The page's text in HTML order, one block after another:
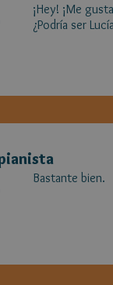
¡Hey! ¡Me
¿Podría ser
Bastante bien.